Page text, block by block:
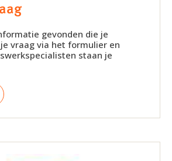
gevonden die je
vraag via het formulier en
staan je